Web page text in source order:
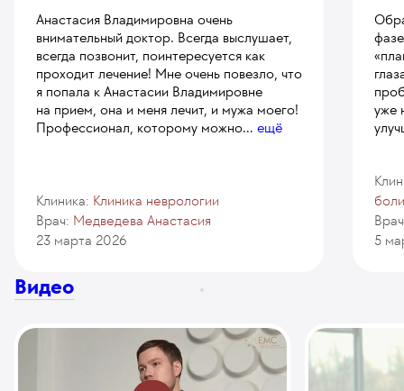
Анастасия Владимировна очень
внимательный доктор. Всегда выслушает,
всегда позвонит, поинтересуется как
проходит лечение! Мне очень повезло, что
я попала к Анастасии Владимировне
на прием, она и меня лечит, и мужа моего!
Профессионал, которому можно... ещё
Клиника: Клиника неврологии
Врач: Медведева Анастасия
23 марта 2026
уже
боли
5
Видео